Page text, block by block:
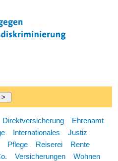
Direktversicherung
Ehrenamt
Internationales
Justiz
Pflege Reiserei
Rente
Versicherungen Wohnen